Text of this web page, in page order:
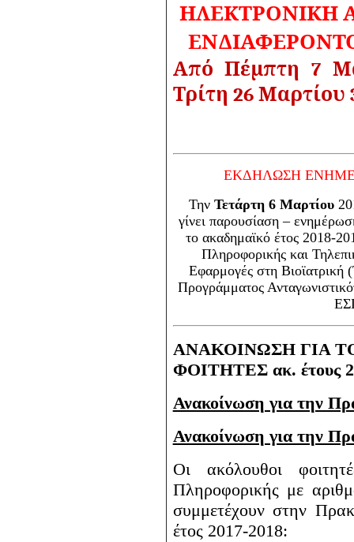
ΗΛΕΚΤΡΟΝΙΚΗ
Από Πέμπτη 7
Τρίτη 26 Μαρτίου
ΕΚΔΗΛΩΣΗ
ΤηνΤετάρτη 6 Μαρτίου
γίνει παρουσίαση –
το ακαδημαϊκό έτος 2018-
Πληροφορικής και
Εφαρμογές στη Βιοϊατρική
Προγράμματος
ΑΝΑΚΟΙΝΩΣΗ ΓΙΑ
ΦΟΙΤΗΤΕΣ ακ. έτους
Ανακοίνωση για την
Ανακοίνωση για την
Οι ακόλουθοι
Πληροφορικής με
συμμετέχουν στην
έτος 2017-2018: